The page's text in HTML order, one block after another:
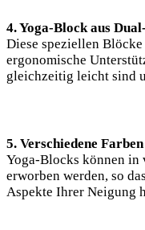
4. Yoga-Block aus
Diese speziellen
ergonomische
gleichzeitig leicht sind
5.​ Verschiedene Farben
Yoga-Blocks können in
erworben werden, so
Aspekte Ihrer Neigung